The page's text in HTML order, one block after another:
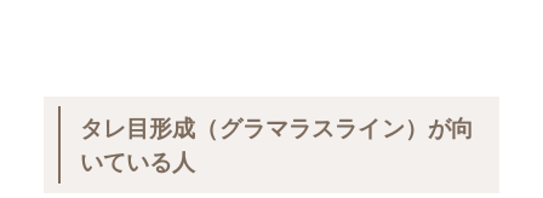
タレ目形成（グラマラスライン）が向
いている人